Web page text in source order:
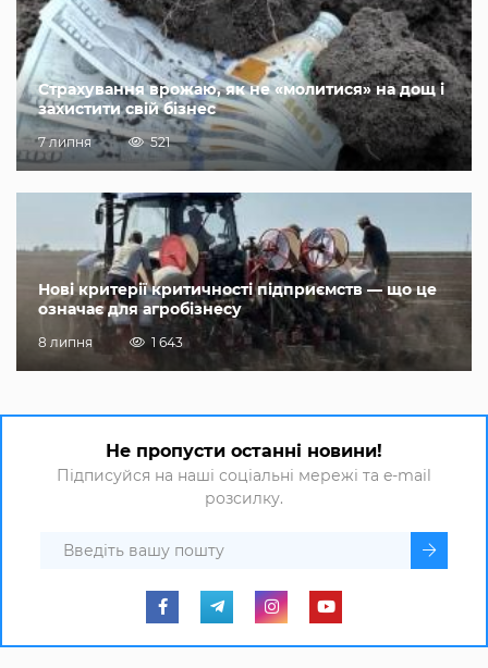
Страхування врожаю, як не «молитися» на дощ і
захистити свій бізнес
7 липня 521
Нові критерії критичності підприємств — що це
означає для агробізнесу
8 липня 1 643
Не пропусти останні новини!
Підписуйся на наші соціальні мережі та e-mail
розсилку.